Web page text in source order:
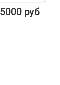
5000 руб